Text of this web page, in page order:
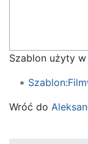
Szablon użyty
Wróć do